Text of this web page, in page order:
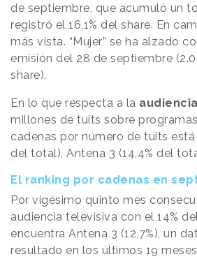
de septiembre, que acumuló un
registró el 16,1% del share. En
más vista. “Mujer” se ha alzado
emisión del 28 de septiembre
share).
En lo que respecta a la
millones de tuits sobre
cadenas por número de tuits
del total), Antena 3 (14,4% del
El ranking por cadenas en
Por vigésimo quinto mes
audiencia televisiva con el 14%
encuentra Antena 3 (12,7%), un
resultado en los últimos 19